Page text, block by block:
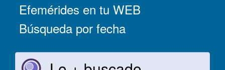
Efemérides en tu WEB
Búsqueda por fecha